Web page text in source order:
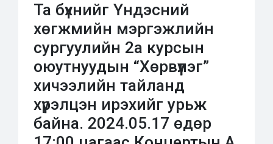
Та бүхнийг Үндэсний
хөгжмийн мэргэжлийн
сургуулийн 2а курсын
оюутнуудын “Хөрвүүлэг”
хичээлийн тайланд
хүрэлцэн ирэхийг урьж
байна. 2024.05.17 өдөр